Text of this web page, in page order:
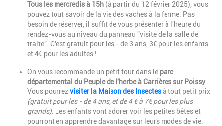
Tous les mercredis à 15h (à partir du 12 février 2025), vous
pouvez tout savoir de la vie des vaches à la ferme. Pas
besoin de réserver, il suffit de vous présenter à l'heure du
rendez-vous au niveau du panneau "visite de la salle de
traite". C'est gratuit pour les - de 3 ans, 3€ pour les enfants
et 4€ pour les adultes !
On vous recommande un petit tour dans le parc
départemental du Peuple de l'herbe à Carrières sur Poissy.
Vous pourrezvisiter la Maison des Insectesà tout petit prix
(gratuit pour les - de 4 ans, et de 4 € à 7€ pour les plus
grands).
Les enfants vont adorer voir les petites bêtes et
pourront en apprendre davantage sur leurs modes de vie.